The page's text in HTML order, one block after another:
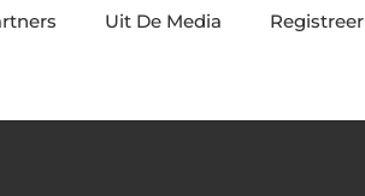
Uit De Media Registreer